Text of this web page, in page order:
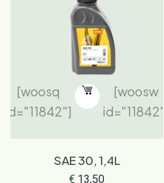
[woosq
id="11842"]
[woosw
id="11842"]
SAE 30, 1,4L
€ 13,50